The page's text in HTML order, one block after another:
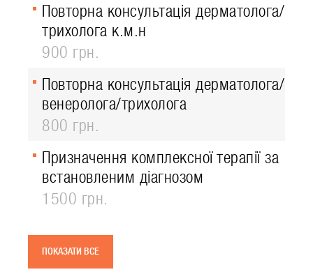
Повторна консультація дерматолога/
трихолога к.м.н
900 грн.
Повторна консультація дерматолога/
венеролога/трихолога
800 грн.
Призначення комплексної терапії за
встановленим діагнозом
1500 грн.
ПОКАЗАТИ ВСЕ